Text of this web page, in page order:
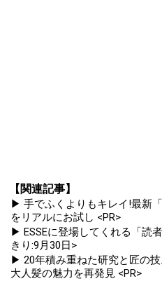
【関連記事】
▶ 手でふくよりもキレイ!最新
をリアルにお試し <PR>
▶ ESSEに登場してくれる「読
きり:9月30日>
▶ 20年積み重ねた研究と匠の技
大人髪の魅力を再発見 <PR>